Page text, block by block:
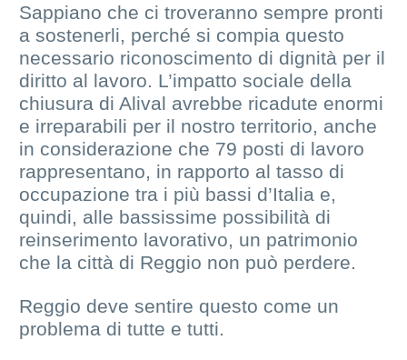
Sappiano che ci troveranno sempre pronti
a sostenerli, perché si compia questo
necessario riconoscimento di dignità per il
diritto al lavoro. L’impatto sociale della
chiusura di Alival avrebbe ricadute enormi
e irreparabili per il nostro territorio, anche
in considerazione che 79 posti di lavoro
rappresentano, in rapporto al tasso di
occupazione tra i più bassi d’Italia e,
quindi, alle bassissime possibilità di
reinserimento lavorativo, un patrimonio
che la città di Reggio non può perdere.
Reggio deve sentire questo come un
problema di tutte e tutti.